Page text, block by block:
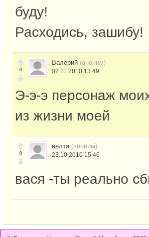
буду!
Расходись, зашибу!
0
Валерий (аноним)
02.11.2010 13:49
Э-э-э персонаж
из жизни моей
0
велта (аноним)
23.10.2010 15:46
вася -ты реально